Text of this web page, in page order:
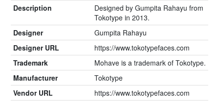
Description
Designed by Gumpita Rahayu from
Tokotype in 2013.
Designer
Gumpita Rahayu
Designer URL
https://www.tokotypefaces.com
Trademark
Mohave is a trademark of Tokotype.
Manufacturer
Tokotype
Vendor URL
https://www.tokotypefaces.com